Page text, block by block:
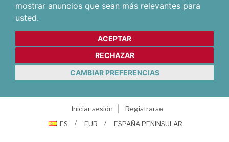
mostrar anuncios que sean más relevantes para
usted.
ACEPTAR
RECHAZAR
CAMBIAR PREFERENCIAS
Iniciar sesión
Registrarse
ES
EUR ESPAÑA PENINSULAR